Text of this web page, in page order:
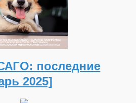
последние
2025]